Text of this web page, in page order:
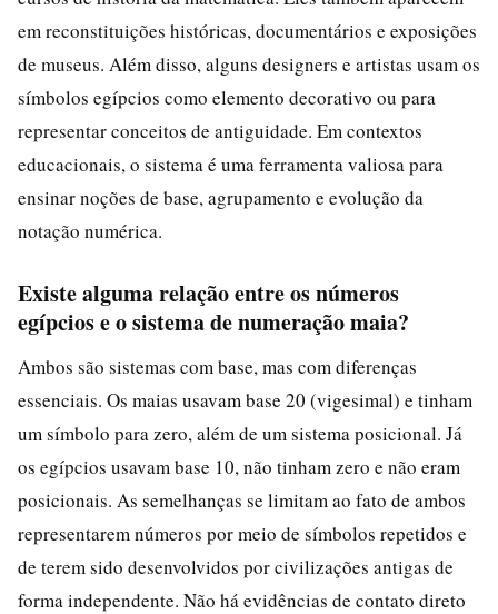
em reconstituições históricas, documentários e exposições
de museus. Além disso, alguns designers e artistas usam os
símbolos egípcios como elemento decorativo ou para
representar conceitos de antiguidade. Em contextos
educacionais, o sistema é uma ferramenta valiosa para
ensinar noções de base, agrupamento e evolução da
notação numérica.
Existe alguma relação entre os números
egípcios e o sistema de numeração maia?
Ambos são sistemas com base, mas com diferenças
essenciais. Os maias usavam base 20 (vigesimal) e tinham
um símbolo para zero, além de um sistema posicional. Já
os egípcios usavam base 10, não tinham zero e não eram
posicionais. As semelhanças se limitam ao fato de ambos
representarem números por meio de símbolos repetidos e
de terem sido desenvolvidos por civilizações antigas de
forma independente. Não há evidências de contato direto